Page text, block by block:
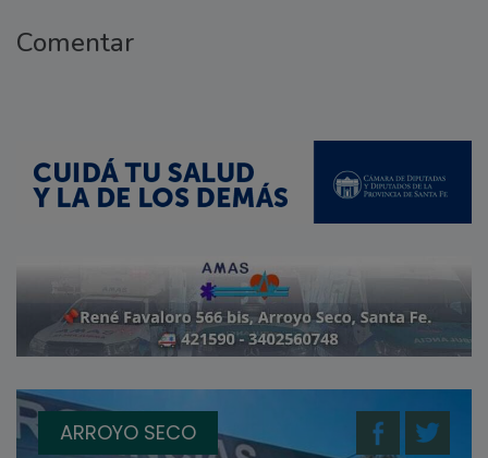
Comentar
ARROYO SECO